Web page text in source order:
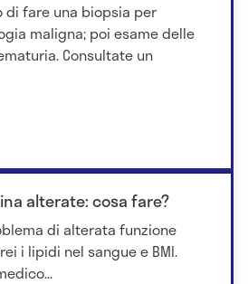
di fare una biopsia per
maligna; poi esame delle
Consultate un
alterate: cosa fare?
di alterata funzione
i lipidi nel sangue e BMI.